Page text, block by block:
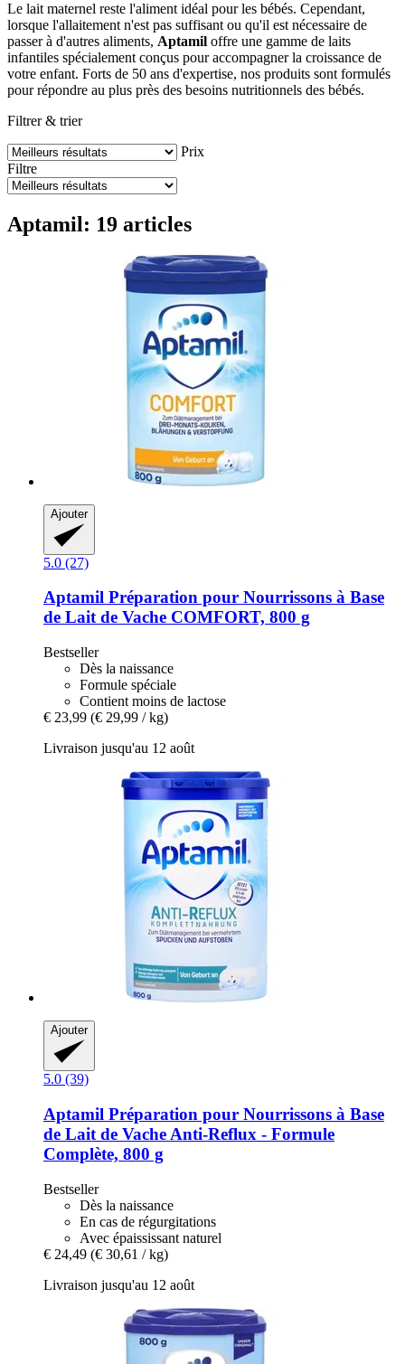
Le lait maternel reste l'aliment idéal pour les bébés. Cependant,
lorsque l'allaitement n'est pas suffisant ou qu'il est nécessaire de
passer à d'autres aliments, Aptamil offre une gamme de laits
infantiles spécialement conçus pour accompagner la croissance de
votre enfant. Forts de 50 ans d'expertise, nos produits sont formulés
pour répondre au plus près des besoins nutritionnels des bébés.
Filtrer & trier
Prix
Filtre
Aptamil: 19 articles
Ajouter
5.0 (27)
Aptamil Préparation pour Nourrissons à Base
de Lait de Vache COMFORT, 800 g
Bestseller
Dès la naissance
Formule spéciale
Contient moins de lactose
€ 23,99 (€ 29,99 / kg)
Livraison jusqu'au 12 août
Ajouter
5.0 (39)
Aptamil Préparation pour Nourrissons à Base
de Lait de Vache Anti-​Reflux -​ Formule
Complète, 800 g
Bestseller
Dès la naissance
En cas de régurgitations
Avec épaississant naturel
€ 24,49 (€ 30,61 / kg)
Livraison jusqu'au 12 août